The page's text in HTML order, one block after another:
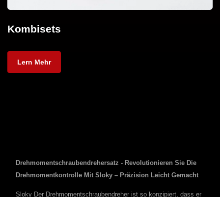
Kombisets
Lern Mehr
Drehmomentschraubendrehersatz - Revolutionieren Sie Die
Drehmomentkontrolle Mit Sloky – Präzision Leicht Gemacht
Sloky Der Drehmomentschraubendreher ist so konzipiert, dass er